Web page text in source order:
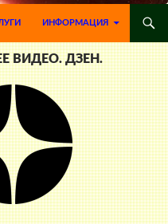
ИНФОРМАЦИЯ
ВИДЕО. ДЗЕН.